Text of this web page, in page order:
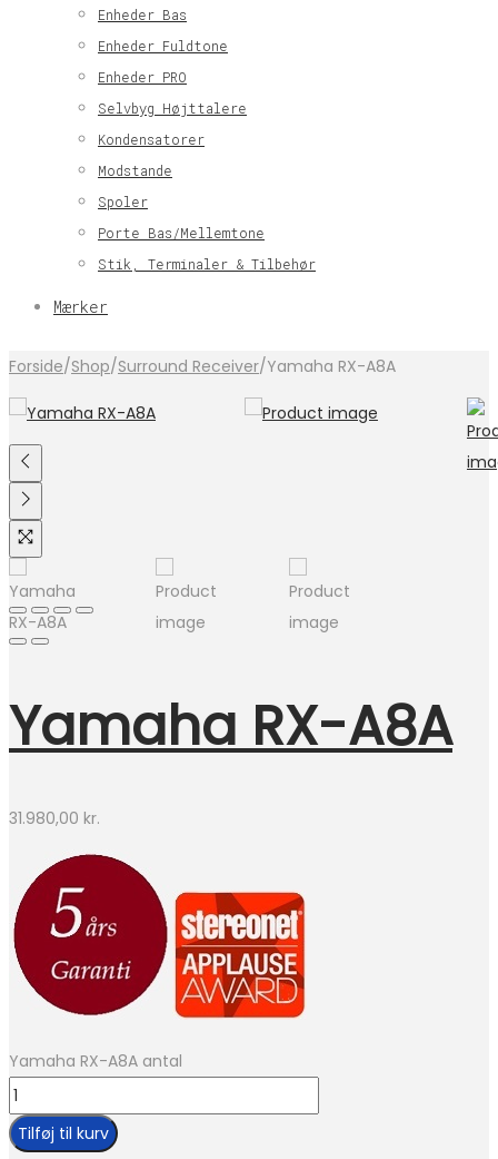
Enheder Bas
Enheder Fuldtone
Enheder PRO
Selvbyg Højttalere
Kondensatorer
Modstande
Spoler
Porte Bas/Mellemtone
Stik, Terminaler & Tilbehør
Mærker
Forside/Shop/Surround Receiver/Yamaha RX-A8A
Yamaha RX-A8A
31.980,00 kr.
Yamaha RX-A8A antal
Tilføj til kurv